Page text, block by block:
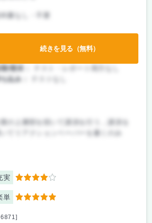
科書なし・不要
/中間：
/期末：
込み：
いてリアクションペーパーを書くのみ
実 4
単 5
続きを見る（無料）